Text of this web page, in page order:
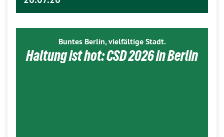
Buntes Berlin, vielfältige Stadt.
Haltung ist hot: CSD 2026 in Berlin